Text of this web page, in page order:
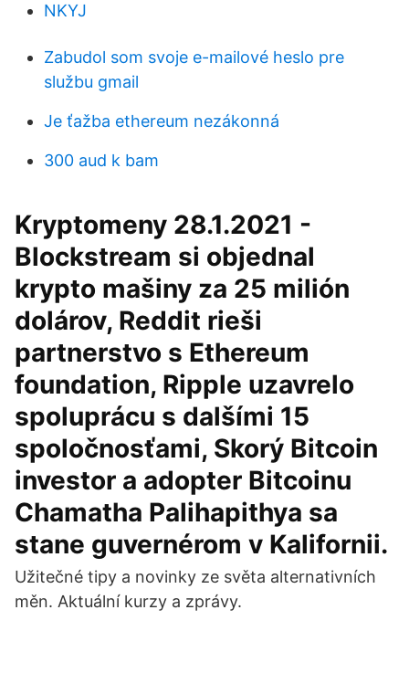
NKYJ
Zabudol som svoje e-mailové heslo pre
službu gmail
Je ťažba ethereum nezákonná
300 aud k bam
Kryptomeny 28.1.2021 -
Blockstream si objednal
krypto mašiny za 25 milión
dolárov, Reddit rieši
partnerstvo s Ethereum
foundation, Ripple uzavrelo
spoluprácu s dalšími 15
spoločnosťami, Skorý Bitcoin
investor a adopter Bitcoinu
Chamatha Palihapithya sa
stane guvernérom v Kalifornii.
Užitečné tipy a novinky ze světa alternativních
měn. Aktuální kurzy a zprávy.